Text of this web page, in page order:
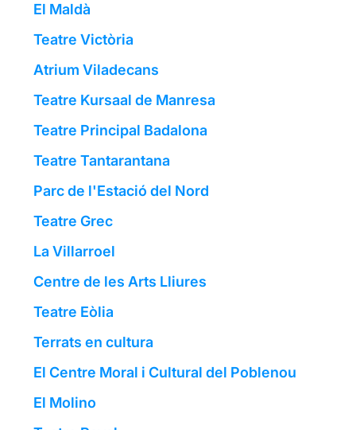
El Maldà
Teatre Victòria
Atrium Viladecans
Teatre Kursaal de Manresa
Teatre Principal Badalona
Teatre Tantarantana
Parc de l'Estació del Nord
Teatre Grec
La Villarroel
Centre de les Arts Lliures
Teatre Eòlia
Terrats en cultura
El Centre Moral i Cultural del Poblenou
El Molino